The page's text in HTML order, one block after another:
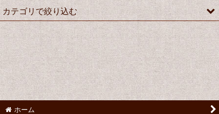
並び順
絞り込む
カテゴリで絞り込む
舞台関連文庫新書 (全商品)
岩波文庫
新潮文庫
角川文庫
ホーム